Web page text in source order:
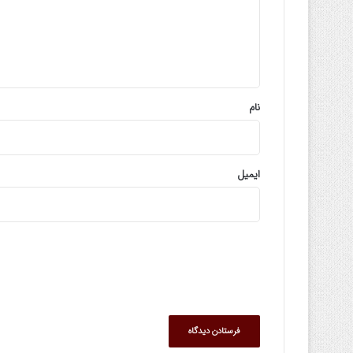
نام
ایمیل